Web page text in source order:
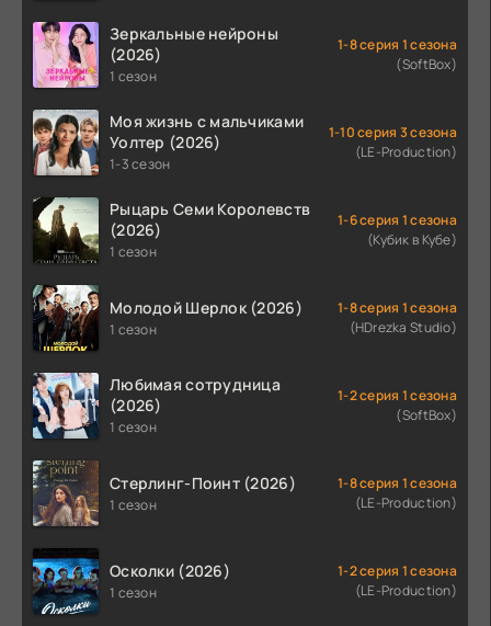
Зеркальные нейроны
(2026)
1 сезон
1-8 серия 1 сезона
(SoftBox)
Моя жизнь с мальчиками
Уолтер (2026)
1-3 сезон
1-10 серия 3 сезона
(LE-Production)
Рыцарь Семи Королевств
(2026)
1 сезон
1-6 серия 1 сезона
(Кубик в Кубе)
Молодой Шерлок (2026)
1 сезон
1-8 серия 1 сезона
(HDrezka Studio)
Любимая сотрудница
(2026)
1 сезон
1-2 серия 1 сезона
(SoftBox)
Стерлинг-Поинт (2026)
1 сезон
1-8 серия 1 сезона
(LE-Production)
Осколки (2026)
1 сезон
1-2 серия 1 сезона
(LE-Production)